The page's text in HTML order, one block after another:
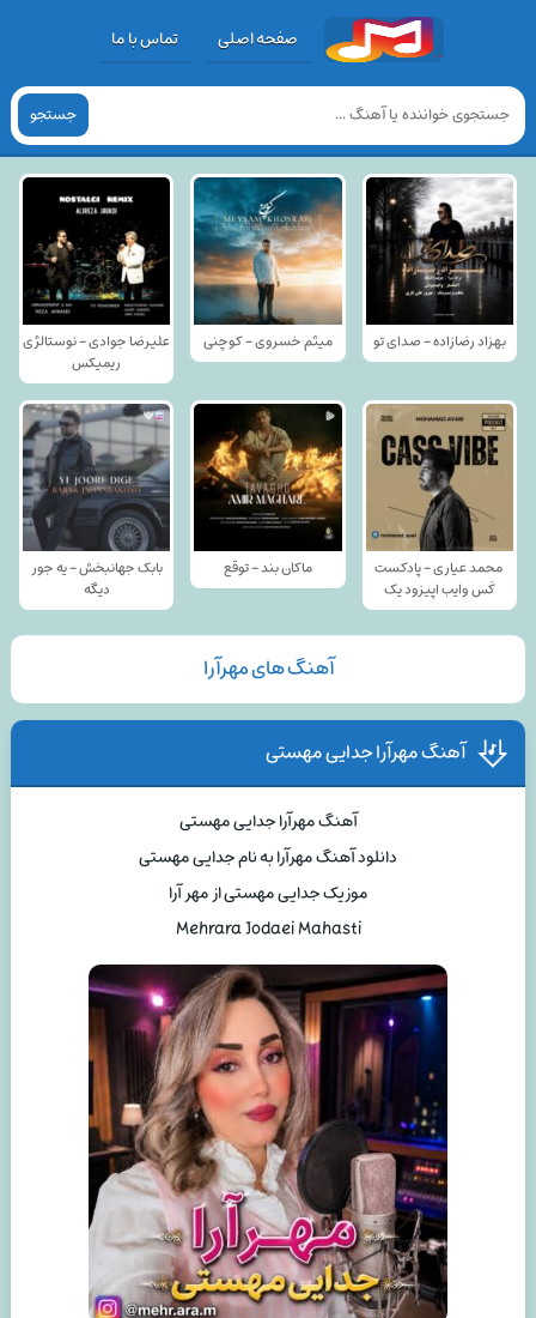
صفحه اصلی تماس با ما
جستجو
بهزاد رضازاده - صدای تو میثم خسروی - کوچنی
علیرضا جوادی - نوستالژی
ریمیکس
محمد عیاری - پادکست
کَس وایب اپیزود یک
ماکان بند - توقع
بابک جهانبخش - یه جور
دیگه
آهنگ های مهرآرا
آهنگ مهرآرا جدایی مهستی
آهنگ مهرآرا جدایی مهستی
دانلود آهنگ مهرآرا به نام جدایی مهستی
موزیک جدایی مهستی از مهر آرا
Mehrara Jodaei Mahasti